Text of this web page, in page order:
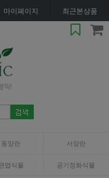
마이페이지 최근본상품
동양란 서양란
엽식물 공기정화식물